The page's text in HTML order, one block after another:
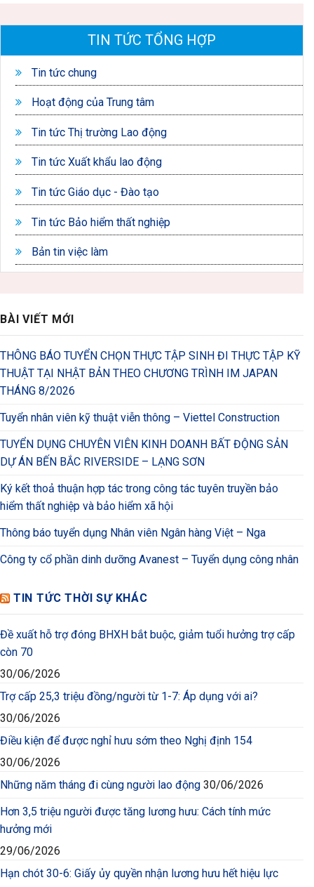
TIN TỨC TỔNG HỢP
Tin tức chung
Hoạt động của Trung tâm
Tin tức Thị trường Lao động
Tin tức Xuất khẩu lao động
Tin tức Giáo dục - Đào tạo
Tin tức Bảo hiểm thất nghiệp
Bản tin việc làm
BÀI VIẾT MỚI
THÔNG BÁO TUYỂN CHỌN THỰC TẬP SINH ĐI THỰC TẬP KỸ
THUẬT TẠI NHẬT BẢN THEO CHƯƠNG TRÌNH IM JAPAN
THÁNG 8/2026
Tuyển nhân viên kỹ thuật viễn thông – Viettel Construction
TUYỂN DỤNG CHUYÊN VIÊN KINH DOANH BẤT ĐỘNG SẢN
DỰ ÁN BẾN BẮC RIVERSIDE – LẠNG SƠN
Ký kết thoả thuận hợp tác trong công tác tuyên truyền bảo
hiểm thất nghiệp và bảo hiểm xã hội
Thông báo tuyển dụng Nhân viên Ngân hàng Việt – Nga
Công ty cổ phần dinh dưỡng Avanest – Tuyển dụng công nhân
TIN TỨC THỜI SỰ KHÁC
Đề xuất hỗ trợ đóng BHXH bắt buộc, giảm tuổi hưởng trợ cấp
còn 70
30/06/2026
Trợ cấp 25,3 triệu đồng/người từ 1-7: Áp dụng với ai?
30/06/2026
Điều kiện để được nghỉ hưu sớm theo Nghị định 154
30/06/2026
Những năm tháng đi cùng người lao động 30/06/2026
Hơn 3,5 triệu người được tăng lương hưu: Cách tính mức
hưởng mới
29/06/2026
Hạn chót 30-6: Giấy ủy quyền nhận lương hưu hết hiệu lực